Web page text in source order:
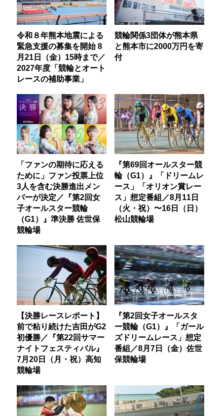
令和８年熊本地震による
緊急支援の募集を開始 8
月21日（金）15時まで／
2027年度「競輪とオート
レースの補助事業」
競輪関係3団体が熊本県
と熊本市に2000万円を寄
付
「ファンの期待に応える
ために」ファン投票上位
3人を含む決勝進出メン
バーが決定／『第2回女
子オールスター競輪
（G1）』準決勝 佐世保
競輪場
『第69回オールスター競
輪（G1）』「ドリームレ
ース」「オリオン賞レー
ス」想定番組／8月11日
（火・祝）〜16日（日）
松山競輪場
【決勝レースレポート】
前で粘り続けた吉田がG2
初優勝／『第22回サマー
ナイトフェスティバル』
7月20日（月・祝）高知
競輪場
『第2回女子オールスタ
ー競輪（G1）』「ガール
ズドリームレース」想定
番組／8月7日（金）佐世
保競輪場